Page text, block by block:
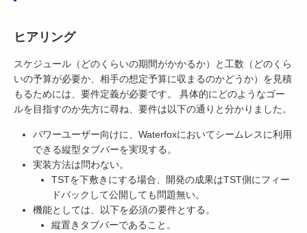
ヒアリング
スケジュール（どのくらいの期間がかかるか）と工数（どのくら
いの予算が必要か、相手の想定予算に収まるのかどうか）を見積
もるためには、要件定義が必要です。 具体的にどのようなゴー
ルを目指すのか先方に尋ね、要件は以下の通りと分かりました。
パワーユーザー向けに、Waterfoxにおいてシームレスに利用
できる縦型タブバーを実現する。
実装方法は問わない。
TSTを下敷きにする場合、開発の成果はTST側にフィー
ドバックして公開しても問題無い。
機能としては、以下を必須の要件とする。
縦置きタブバーであること。